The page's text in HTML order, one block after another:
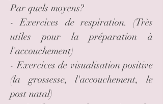
Par quels moyens?
- Exercices de respiration. (Très
utiles pour la préparation à
l'accouchement)
- Exercices de visualisation positive
(la grossesse, l'accouchement, le
post natal)